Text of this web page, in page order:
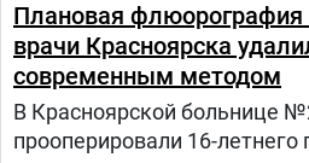
Плановая флюорография
врачи Красноярска
современным методом
В Красноярской больнице
прооперировали 16-летнего